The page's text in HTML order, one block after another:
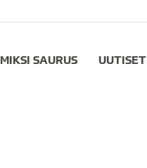
MIKSI SAURUS UUTISET